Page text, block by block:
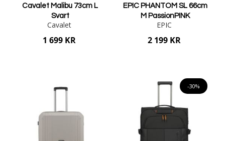
Cavalet Malibu 73cm L
Svart
Cavalet
1 699 KR
EPIC PHANTOM SL 66cm
M PassionPINK
EPIC
2 199 KR
-30%